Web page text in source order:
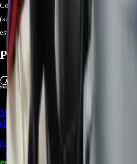
Compruebe alimentación desde la placa
(suciedad/obstrucciones), rodamientos,
está correcto y el motor no gira, procede el
Productos relacionados
Motor Blower 11002012001871
(Indoor) - REP-942
Precio Regular: